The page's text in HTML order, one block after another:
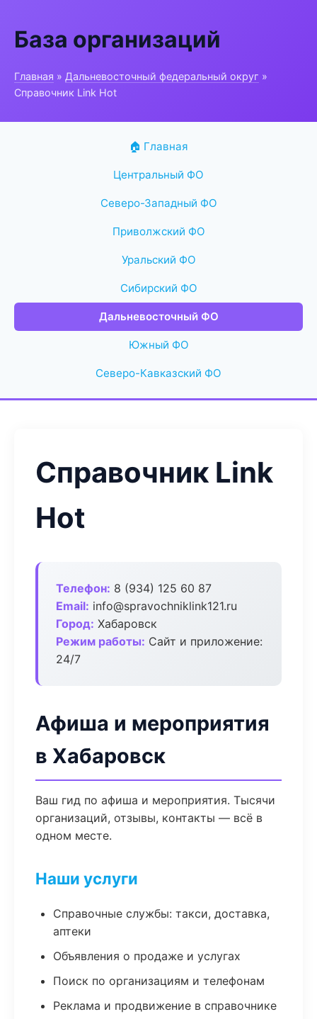
База организаций
Главная » Дальневосточный федеральный округ »
Справочник Link Hot
🏠 Главная
Центральный ФО
Северо-Западный ФО
Приволжский ФО
Уральский ФО
Сибирский ФО
Дальневосточный ФО
Южный ФО
Северо-Кавказский ФО
Справочник Link
Hot
Телефон: 8 (934) 125 60 87
Email: info@spravochniklink121.ru
Город: Хабаровск
Режим работы: Сайт и приложение:
24/7
Афиша и мероприятия
в Хабаровск
Ваш гид по афиша и мероприятия. Тысячи
организаций, отзывы, контакты — всё в
одном месте.
Наши услуги
Справочные службы: такси, доставка,
аптеки
Объявления о продаже и услугах
Поиск по организациям и телефонам
Реклама и продвижение в справочнике